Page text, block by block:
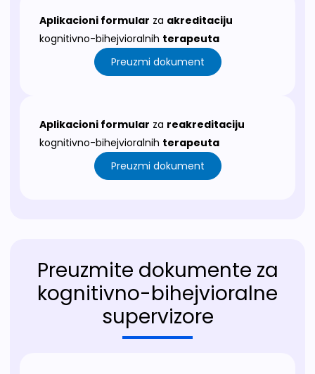
Aplikacioni formular za akreditaciju
kognitivno-bihejvioralnih terapeuta
Preuzmi dokument
Aplikacioni formular za reakreditaciju
kognitivno-bihejvioralnih terapeuta
Preuzmi dokument
Preuzmite dokumente za
kognitivno-bihejvioralne
supervizore